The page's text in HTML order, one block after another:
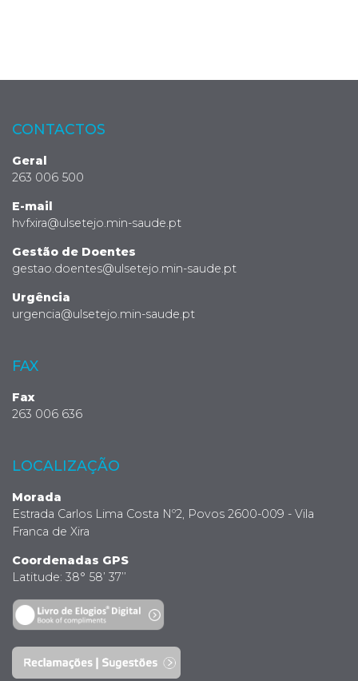
CONTACTOS
Geral
263 006 500
E-mail
hvfxira@ulsetejo.min-saude.pt
Gestão de Doentes
gestao.doentes@ulsetejo.min-saude.pt
Urgência
urgencia@ulsetejo.min-saude.pt
FAX
Fax
263 006 636
LOCALIZAÇÃO
Morada
Estrada Carlos Lima Costa Nº2, Povos 2600-009 - Vila
Franca de Xira
Coordenadas GPS
Latitude: 38° 58’ 37’’